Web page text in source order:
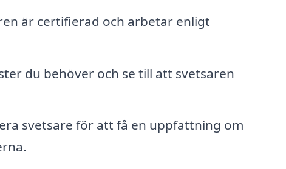
är certifierad och arbetar enligt
du behöver och se till att svetsaren
svetsare för att få en uppfattning om